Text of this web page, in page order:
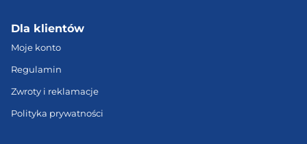
Dla klientów
Moje konto
Regulamin
Zwroty i reklamacje
Polityka prywatności